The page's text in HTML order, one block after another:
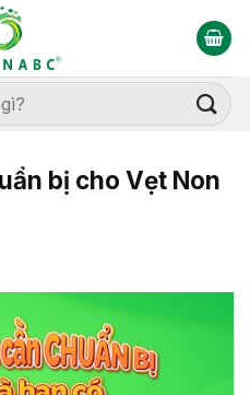
bị cho Vẹt Non